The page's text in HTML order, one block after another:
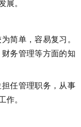
展。
简单，容易复习。
务管理等方面的知
任管理职务，从事
作。